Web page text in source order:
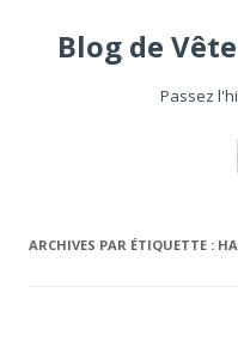
Blog de
Passez
ARCHIVES PAR ÉTIQUETTE :